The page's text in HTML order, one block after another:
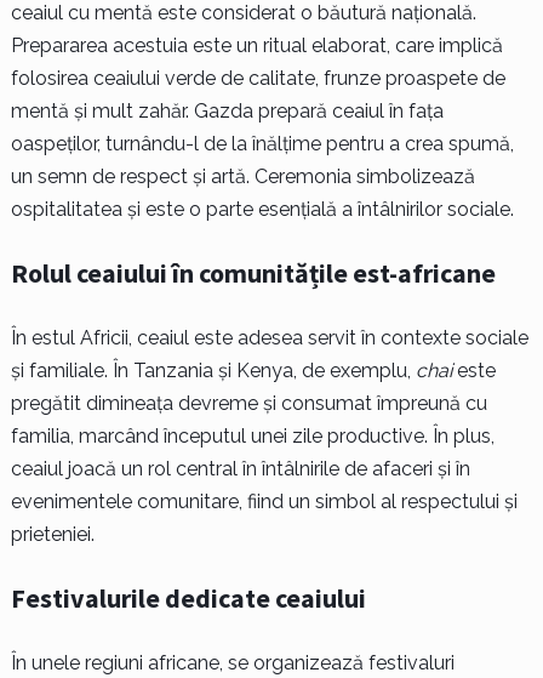
ceaiul cu mentă este considerat o băutură națională.
Prepararea acestuia este un ritual elaborat, care implică
folosirea ceaiului verde de calitate, frunze proaspete de
mentă și mult zahăr. Gazda prepară ceaiul în fața
oaspeților, turnându-l de la înălțime pentru a crea spumă,
un semn de respect și artă. Ceremonia simbolizează
ospitalitatea și este o parte esențială a întâlnirilor sociale.
Rolul ceaiului în comunitățile est-africane
În estul Africii, ceaiul este adesea servit în contexte sociale
și familiale. În Tanzania și Kenya, de exemplu, chaieste
pregătit dimineața devreme și consumat împreună cu
familia, marcând începutul unei zile productive. În plus,
ceaiul joacă un rol central în întâlnirile de afaceri și în
evenimentele comunitare, fiind un simbol al respectului și
prieteniei.
Festivalurile dedicate ceaiului
În unele regiuni africane, se organizează festivaluri